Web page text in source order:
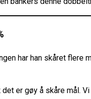
har han skåret
er gøy å skåre